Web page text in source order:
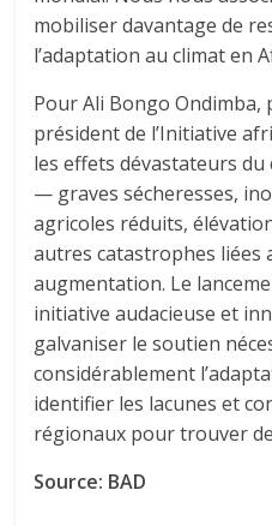
mobiliser davantage de
l’adaptation au climat en
Pour Ali Bongo Ondimba,
président de l’Initiative
les effets dévastateurs
— graves sécheresses,
agricoles réduits,
autres catastrophes liées
augmentation. Le
initiative audacieuse et
galvaniser le soutien
considérablement
identifier les lacunes et
régionaux pour trouver
Source: BAD